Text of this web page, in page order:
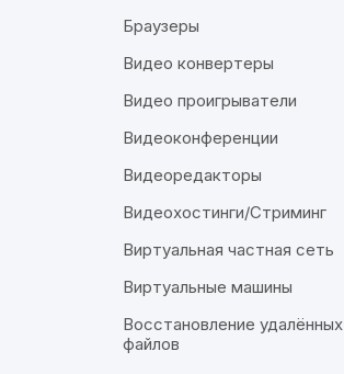
Браузеры
Видео конвертеры
Видео проигрыватели
Видеоконференции
Видеоредакторы
Видеохостинги/Стриминг
Виртуальная частная сеть
Виртуальные машины
Восстановление удалённых
файлов